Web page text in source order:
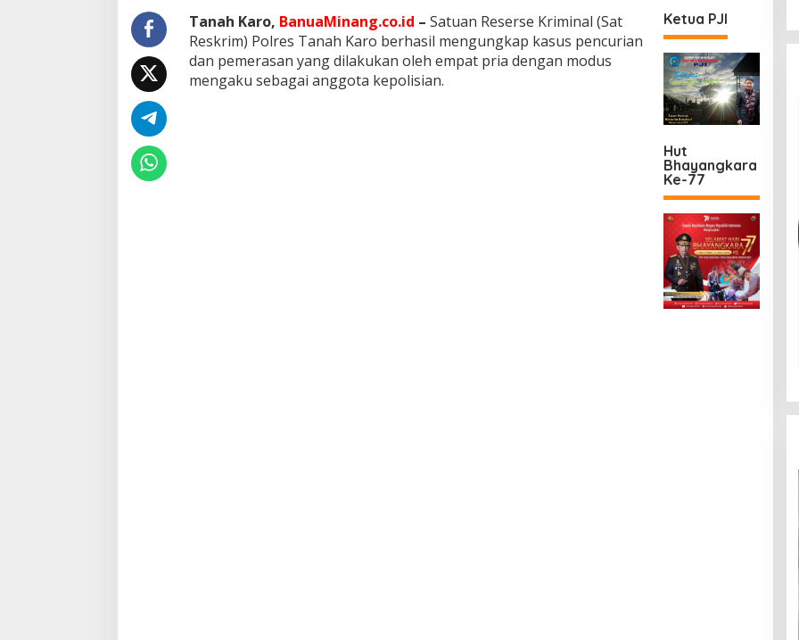
Tanah Karo, BanuaMinang.co.id – Satuan Reserse Kriminal (Sat
Reskrim) Polres Tanah Karo berhasil mengungkap kasus pencurian
dan pemerasan yang dilakukan oleh empat pria dengan modus
mengaku sebagai anggota kepolisian.
Ketua PJI
Hut
Bhayangkara
Ke-77